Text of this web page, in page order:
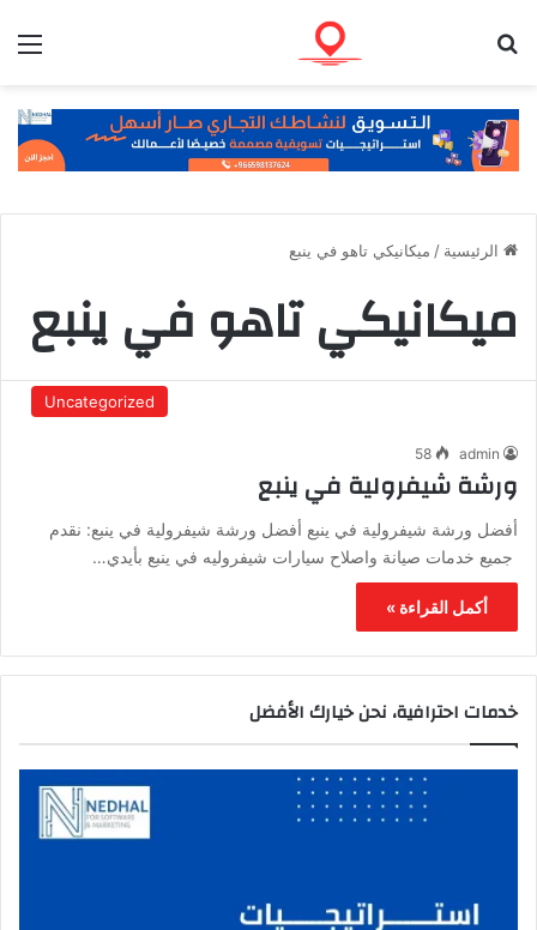
الرئيسية / ميكانيكي تاهو في ينبع
ميكانيكي تاهو في ينبع
Uncategorized
admin
58
ورشة شيفرولية في ينبع
أفضل ورشة شيفرولية في ينبع أفضل ورشة شيفرولية في ينبع: نقدم
جميع خدمات صيانة واصلاح سيارات شيفروليه في ينبع بأيدي…
أكمل القراءة »
خدمات احترافية، نحن خيارك الأفضل